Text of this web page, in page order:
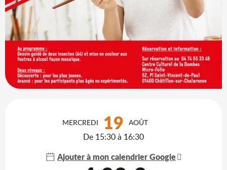
MERCREDI 19 AOÛT
De 15:30 à 16:30
Ajouter à mon calendrier Google